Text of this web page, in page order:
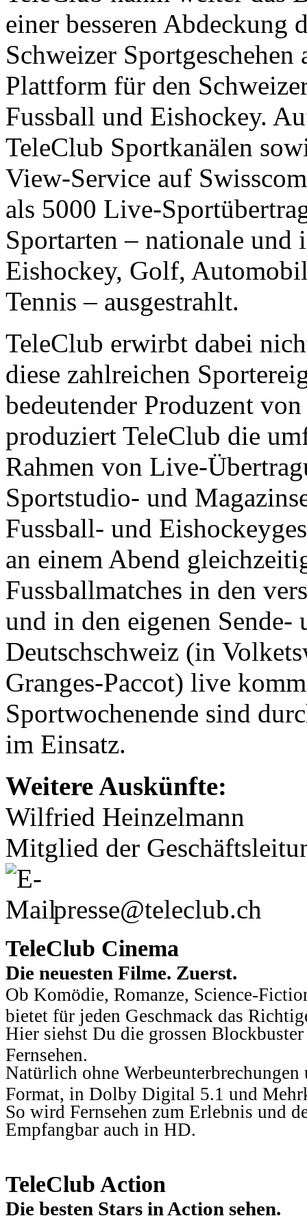
einer besseren Abdeckung
Schweizer
Plattform für den
Fussball und Eishockey.
TeleClub Sportkanälen
View-Service auf
als 5000 Live-
Sportarten – nationale
Eishockey, Golf,
Tennis – ausgestrahlt.
TeleClub erwirbt dabei
diese zahlreichen
bedeutender Produzent
produziert TeleClub die
Rahmen von Live-
Sportstudio- und
Fussball- und
an einem Abend
Fussballmatches in den
und in den eigenen
Deutschschweiz (in
Granges-Paccot) live
Sportwochenende sind
im Einsatz.
Weitere Auskünfte:
Wilfried Heinzelmann
Mitglied der
presse@teleclub.ch
TeleClub Cinema
Die neuesten Filme. Zuerst.
Ob Komödie, Romanze, Science-
bietet für jeden Geschmack das
Hier siehst Du die grossen
Fernsehen.
Natürlich ohne
Format, in Dolby Digital 5.1 und
So wird Fernsehen zum Erlebnis und
Empfangbar auch in HD.
TeleClub Action
Die besten Stars in Action sehen.